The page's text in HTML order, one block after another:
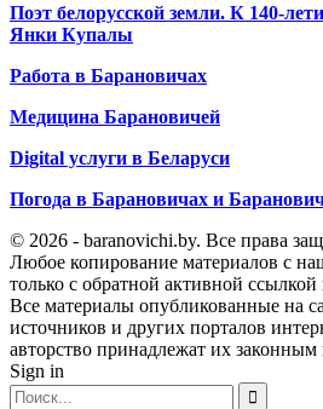
Поэт белорусской земли. К 140-
Янки Купалы
Работа в Барановичах
Медицина Барановичей
Digital услуги в Беларуси
Погода в Барановичах и
© 2026 - baranovichi.by. Все права
Любое копирование материалов с
только с обратной активной ссылкой
Все материалы опубликованные на
источников и других порталов
авторство принадлежат их законным
Sign in